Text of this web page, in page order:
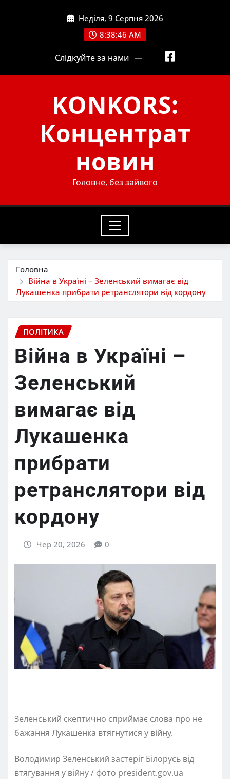
Неділя, 9 Серпня 2026
8:38:47 AM
Слідкуйте за нами
KONKORS:
Концентрат
новин
Головне, без зайвого
Головна
Війна в Україні – Зеленський вимагає від
Лукашенка прибрати ретранслятори від кордону
ПОЛІТИКА
Війна в Україні –
Зеленський
вимагає від
Лукашенка
прибрати
ретранслятори від
кордону
Чер 20, 2026 0
Зеленський скептично сприймає слова про не
бажання Лукашенка втягнутися у війну.
Володимир Зеленський застеріг Білорусь від
втягування у війну / фото president.gov.ua